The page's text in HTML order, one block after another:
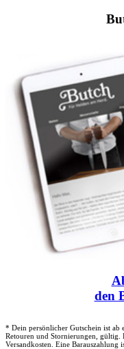
den
* Dein persönlicher Gutschein ist ab
Retouren und Stornierungen, gültig.
Versandkosten. Eine Barauszahlung